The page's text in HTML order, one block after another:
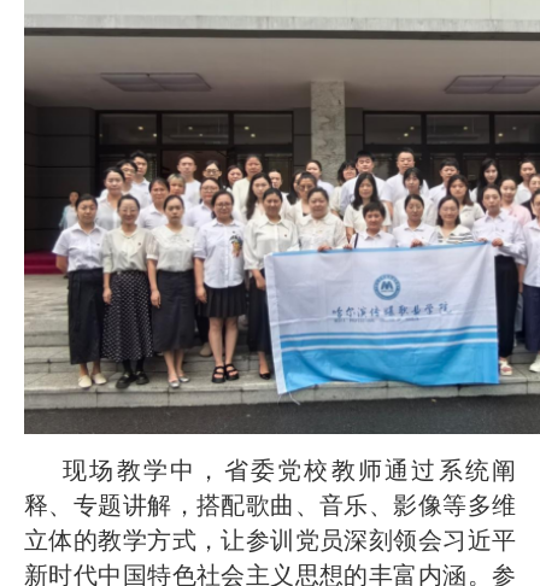
现场教学中，省委党校教师通过系统阐
释、专题讲解，搭配歌曲、音乐、影像等多维
立体的教学方式，让参训党员深刻领会习近平
新时代中国特色社会主义思想的丰富内涵。参